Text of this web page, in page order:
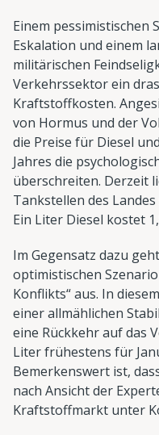
Einem pessimistischen
Eskalation und einem
militärischen
Verkehrssektor ein
Kraftstoffkosten.
von Hormus und der
die Preise für Diesel
Jahres die
überschreiten. Derzeit
Tankstellen des
Ein Liter Diesel kostet
Im Gegensatz dazu
optimistischen
Konflikts“ aus. In
einer allmählichen
eine Rückkehr auf das
Liter frühestens für
Bemerkenswert ist,
nach Ansicht der
Kraftstoffmarkt unter